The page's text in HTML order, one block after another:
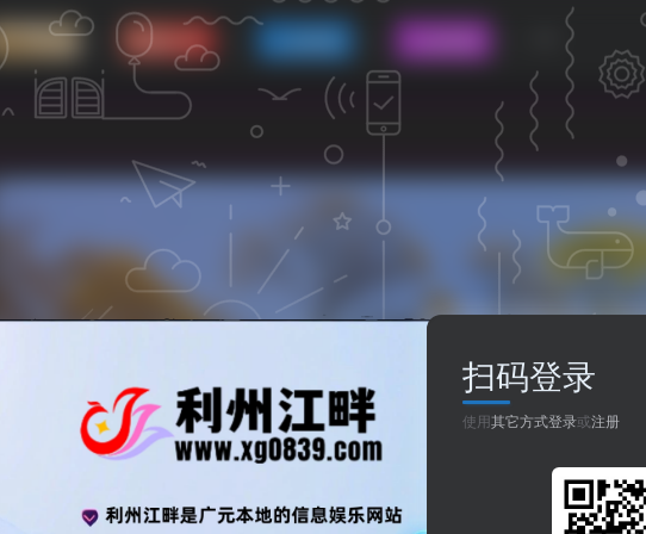
四县三区 资源分享
义务教育保障 共1篇
扫码登录
使用其它方式登录或注册